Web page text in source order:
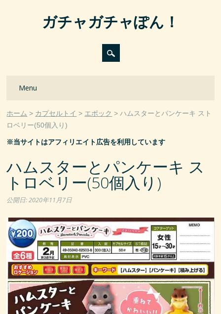
ガチャガチャぽん！
Main menu
Menu
ホーム カプセルトイ エポック
ハムスターとパンケーキ スト
ロベリー(50個入り)
※当サイトはアフィリエイト広告を利用しています
ハムスターとパンケーキ ス
トロベリー(50個入り)
公開日:2020年11月7日